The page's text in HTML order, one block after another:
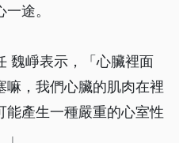
途。
魏崢表示，「心臟裡面
嘛，我們心臟的肌肉在裡
能產生一種嚴重的心室性